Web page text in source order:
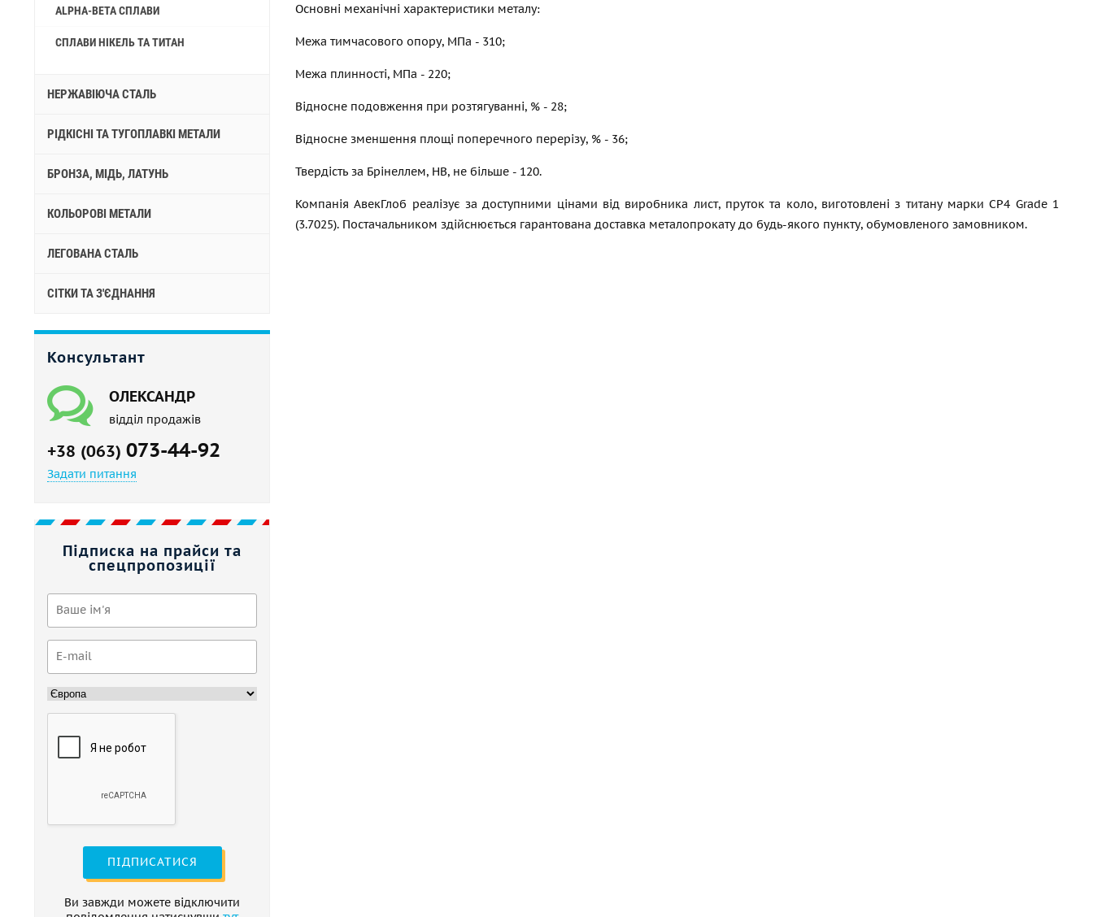
ALPHA-BETA СПЛАВИ
СПЛАВИ НІКЕЛЬ ТА ТИТАН
НЕРЖАВІЮЧА СТАЛЬ
РІДКІСНІ ТА ТУГОПЛАВКІ МЕТАЛИ
БРОНЗА, МІДЬ, ЛАТУНЬ
КОЛЬОРОВІ МЕТАЛИ
ЛЕГОВАНА СТАЛЬ
СІТКИ ТА З'ЄДНАННЯ
Консультант
ОЛЕКСАНДР
відділ продажів
+38 (063) 073-44-92
Задати питання
Підписка на прайси та
спецпропозиції
ПІДПИСАТИСЯ
Ви завжди можете відключити
Основні механічні характеристики металу:
Межа тимчасового опору, МПа - 310;
Межа плинності, МПа - 220;
Відносне подовження при розтягуванні, % - 28;
Відносне зменшення площі поперечного перерізу, % - 36;
Твердість за Брінеллем, НВ, не більше - 120.
Компанія АвекГлоб реалізує за доступними цінами від виробника лист, пруток та коло, виготовлені з титану марки СР4 Grade 1
(3.7025). Постачальником здійснюється гарантована доставка металопрокату до будь-якого пункту, обумовленого замовником.